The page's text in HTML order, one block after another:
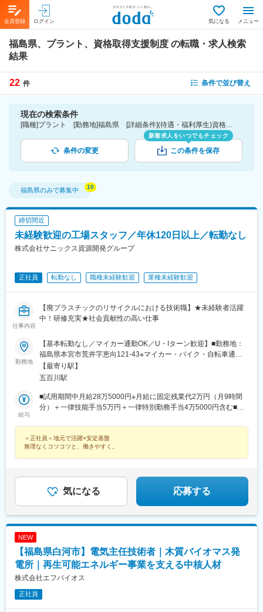
会員登録 ログイン 気になる メニュー
福島県、プラント、資格取得支援制度 の転職・求人検索
結果
22 件 条件で並び替え
現在の検索条件
[職種]プラント [勤務地]福島県 [詳細条件](待遇・福利厚生)資格取得支援制度
条件の変更
新着求人をいつでもチェック
この条件を保存
福島県のみで募集中
締切間近
未経験歓迎の工場スタッフ／年休120日以上／転勤なし
株式会社サニックス資源開発グループ
正社員 転勤なし 職種未経験歓迎 業種未経験歓迎
仕事内容
【廃プラスチックのリサイクルにおける技術職】★未経験者活躍
中！研修充実★社会貢献性の高い仕事
勤務地
【基本転勤なし／マイカー通勤OK／U・Iターン歓迎】■勤務地：
福島県本宮市荒井字恵向121-43※マイカー・バイク・自転車通勤
可（駐車場あり／交通費支給）受動喫煙対策：屋内禁煙
【最寄り駅】
五百川駅
給与
■試用期間中月給28万5000円※月給に固定残業代2万円（月9時間
分）＋一律技能手当5万円＋一律特別勤務手当4万5000円含む■試
分）＋一律技能手当5万円＋一律特別勤務手当4万5000円含む※い
ずれも固定残業代は残業の有無に関わらず支給／超過分は別途支
給
＜正社員＞地元で活躍×安定基盤
無理なくコツコツと、働きやすく。
気になる 応募する
NEW
【福島県白河市】電気主任技術者｜木質バイオマス発
電所｜再生可能エネルギー事業を支える中核人材
株式会社エフバイオス
正社員